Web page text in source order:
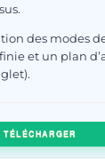
des modes
et un plan
TÉLÉCHARGER